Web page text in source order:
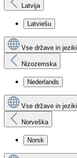
Latvija
Latviešu
Vse države in jeziki
Nizozemska
Nederlands
Vse države in jeziki
Norveška
Norsk